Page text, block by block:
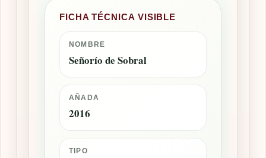
FICHA TÉCNICA VISIBLE
NOMBRE
Señorío de Sobral
AÑADA
2016
TIPO